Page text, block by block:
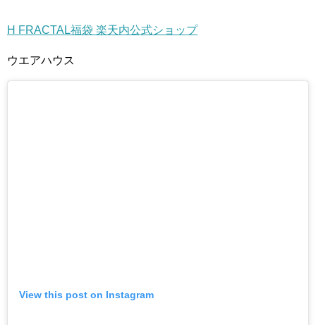
H FRACTAL福袋 楽天内公式ショップ
ウエアハウス
View this post on Instagram